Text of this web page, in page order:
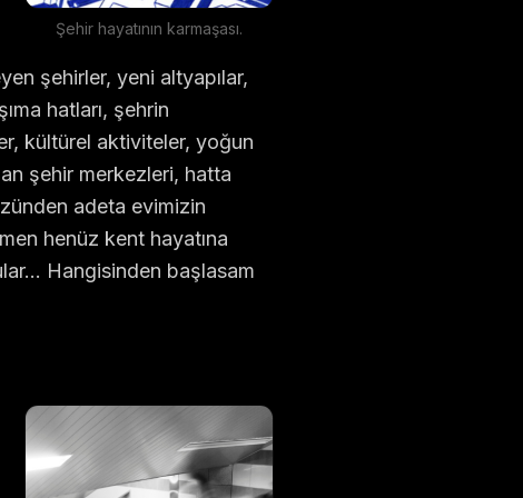
Şehir hayatının karmaşası.
şehirler, yeni altyapılar,
hatları, şehrin
kültürel aktiviteler, yoğun
şehir merkezleri, hatta
adeta evimizin
henüz kent hayatına
Hangisinden başlasam